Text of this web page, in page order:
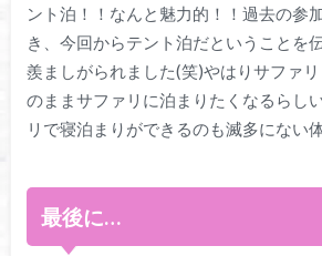
ント泊！！なんと魅力的！！過去の参
き、今回からテント泊だということを
羨ましがられました(笑)やはりサファ
のままサファリに泊まりたくなるらし
リで寝泊まりができるのも滅多にない
最後に…